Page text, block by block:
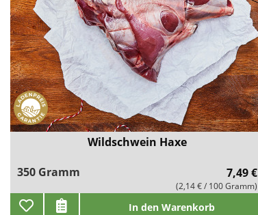
Wildschwein Haxe
350 Gramm
7,49 €
(2,14 € / 100 Gramm)
In den Warenkorb